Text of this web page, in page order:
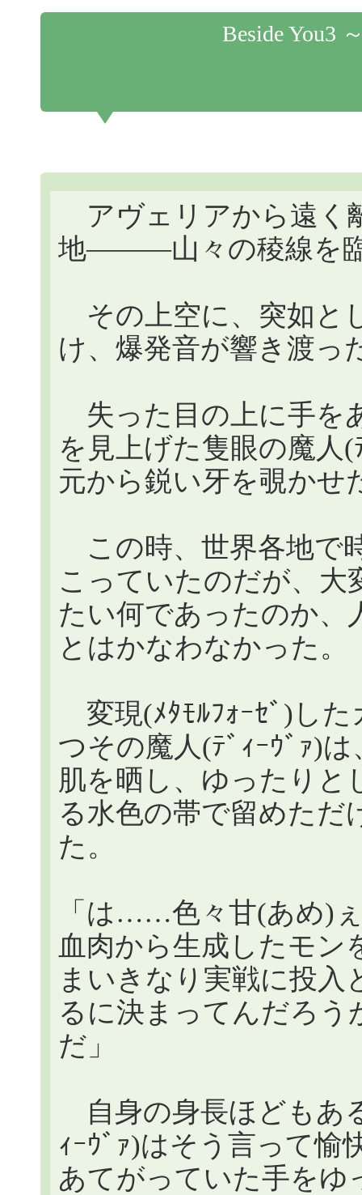
Beside You3
アヴェリアから遠く
地―――山々の稜線を
その上空に、突如と
け、爆発音が響き渡っ
失った目の上に手を
を見上げた隻眼の魔人
元から鋭い牙を覗かせ
この時、世界各地で
こっていたのだが、
たい何であったのか、
とはかなわなかった。
変現(ﾒﾀﾓﾙﾌｫｰｾﾞ)し
つその魔人(ﾃﾞｨｰｳﾞｧ)
肌を晒し、ゆったりと
る水色の帯で留めただ
た。
「は……色々甘(あめ)
血肉から生成したモ
まいきなり実戦に投
るに決まってんだろう
だ」
自身の身長ほどもあ
ｨｰｳﾞｧ)はそう言って愉
あてがっていた手をゆ